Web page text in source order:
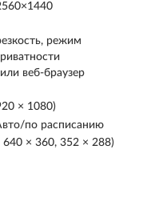
режим
веб-браузер
× 1080)
по расписанию
× 360, 352 × 288)